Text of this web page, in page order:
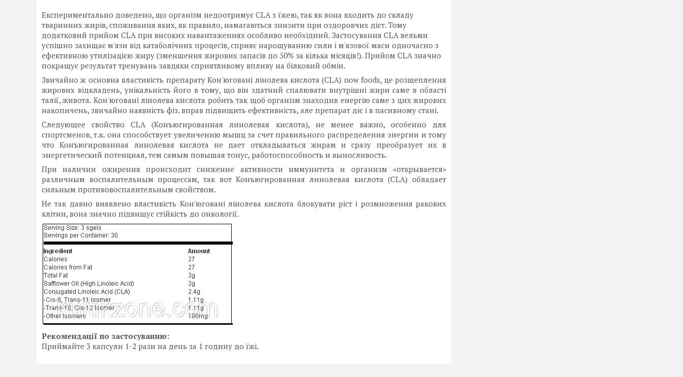
Експериментально доведено, що організм недоотримує CLA з їжею, так як вона входить до складу
тваринних жирів, споживання яких, як правило, намагаються знизити при оздоровчих дієт. Тому
додатковий прийом CLA при високих навантаженнях особливо необхідний. Застосування CLA вельми
успішно захищає м'язи від катаболічних процесів, сприяє нарощуванню сили і м'язової маси одночасно з
ефективною утилізацією жиру (зменшення жирових запасів до 50% за кілька місяців!). Прийом CLA значно
покращує результат тренувань завдяки сприятливому впливу на білковий обмін.
Звичайно ж основна властивість препарату Кон'юговані лінолева кислота (CLA) now foods, це розщеплення
жирових відкладень, унікальність його в тому, що він здатний спалювати внутрішні жири саме в області
талії, живота. Кон'юговані лінолева кислота робить так щоб організм знаходив енергію саме з цих жирових
накопичень, звичайно наявність фіз. вправ підвищить ефективність, але препарат діє і в пасивному стані.
Следующее свойство CLA (Конъюгированная линолевая кислота), не менее важно, особенно для
спортсменов, т.к. она способствует увеличению мышц за счет правильного распределения энергии и тому
что Конъюгированная линолевая кислота не дает откладываться жирам и сразу преобразует их в
энергетический потенциал, тем самым повышая тонус, работоспособность и выносливость.
При наличии ожирения происходит снижение активности иммунитета и организм «открывается»
различным воспалительным процессам, так вот Конъюгированная линолевая кислота (CLA) обладает
сильным противовоспалительным свойством.
Не так давно виявлено властивість Кон'юговані лінолева кислота блокувати ріст і розмноження ракових
клітин, вона значно підвищує стійкість до онкології.
Рекомендації по застосуванню:
Приймайте 3 капсули 1-2 рази на день за 1 годину до їжі.